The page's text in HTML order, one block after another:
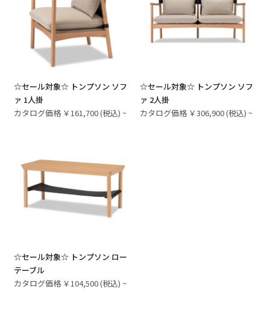
☆セール対象☆ トンプソン ソフ
ァ 1人掛
カタログ価格 ￥161,700 (税込) ~
☆セール対象☆ トンプソン ソフ
ァ 2人掛
カタログ価格 ￥306,900 (税込) ~
☆セール対象☆ トンプソン ロー
テーブル
カタログ価格 ￥104,500 (税込) ~